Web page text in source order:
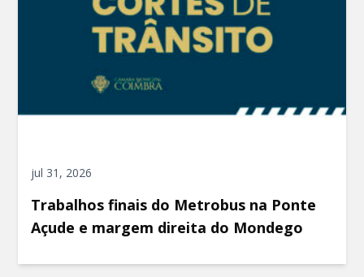
jul 31, 2026
Trabalhos finais do Metrobus na Ponte
Açude e margem direita do Mondego